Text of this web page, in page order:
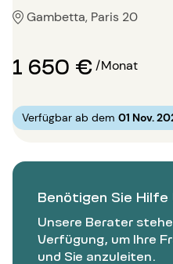
Benötigen Sie Hilfe
Unsere Berater
Verfügung, um Ihre
und Sie anzuleiten.
Gambetta, Paris 20
1 650 €/Monat
Verfügbar ab dem 01 Nov.